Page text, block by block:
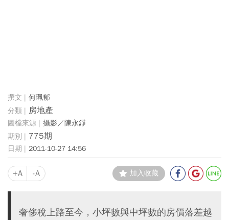
何珮郁
房地產
攝影／陳永錚
775期
2011-10-27 14:56
+A -A 加入收藏
奢侈稅上路至今，小坪數與中坪數的房價落差越